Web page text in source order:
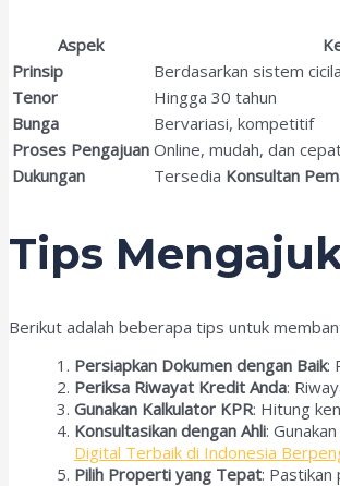
Aspek
Prinsip
Berdasarkan sistem
Tenor
Hingga 30 tahun
Bunga
Bervariasi, kompetitif
Proses Pengajuan Online, mudah, dan
Dukungan
Tersedia Konsultan
Tips
Berikut adalah beberapa tips untuk
Persiapkan Dokumen dengan Baik:
Periksa Riwayat Kredit Anda:
Gunakan Kalkulator KPR: Hitung
Konsultasikan dengan Ahli:
Digital Terbaik di Indonesia
Pilih Properti yang Tepat: Pastikan